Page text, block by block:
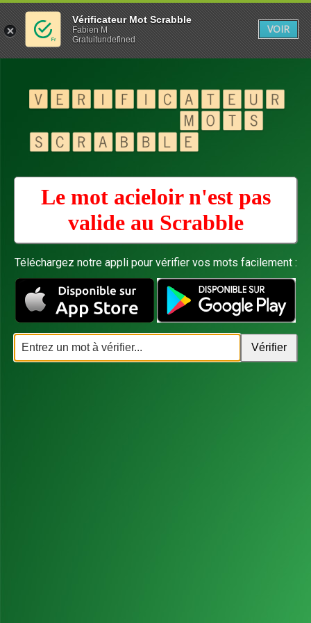
Le mot acieloir n'est pas
valide au Scrabble
Téléchargez notre appli pour vérifier vos mots facilement :
Vérificateur Mot Scrabble
Fabien M
Gratuitundefined
VOIR